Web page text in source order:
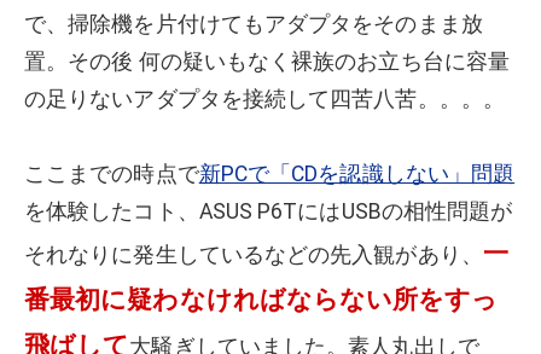
で、掃除機を片付けてもアダプタをそのまま放
置。その後 何の疑いもなく裸族のお立ち台に容量
の足りないアダプタを接続して四苦八苦。。。。
ここまでの時点で新PCで「CDを認識しない」問題
を体験したコト、ASUS P6TにはUSBの相性問題が
それなりに発生しているなどの先入観があり、 一
番最初に疑わなければならない所をすっ
飛ばして大騒ぎしていました。素人丸出しで